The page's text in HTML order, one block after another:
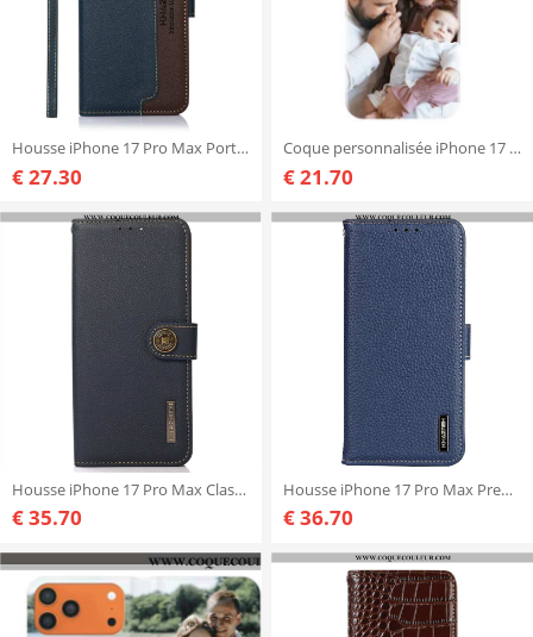
Housse iPhone 17 Pro Max Portefeuille RFID Bicolore KHAZNEH
€ 27.30
Coque personnalisée iPhone 17 Pro Max
€ 21.70
Housse iPhone 17 Pro Max Classique KHAZNEH
€ 35.70
Housse iPhone 17 Pro Max Premium KHAZNEH
€ 36.70